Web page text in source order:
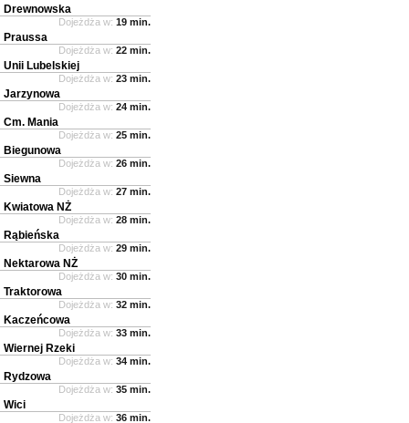
Drewnowska
Dojeżdża w: 19 min.
Praussa
Dojeżdża w: 22 min.
Unii Lubelskiej
Dojeżdża w: 23 min.
Jarzynowa
Dojeżdża w: 24 min.
Cm. Mania
Dojeżdża w: 25 min.
Biegunowa
Dojeżdża w: 26 min.
Siewna
Dojeżdża w: 27 min.
Kwiatowa NŻ
Dojeżdża w: 28 min.
Rąbieńska
Dojeżdża w: 29 min.
Nektarowa NŻ
Dojeżdża w: 30 min.
Traktorowa
Dojeżdża w: 32 min.
Kaczeńcowa
Dojeżdża w: 33 min.
Wiernej Rzeki
Dojeżdża w: 34 min.
Rydzowa
Dojeżdża w: 35 min.
Wici
Dojeżdża w: 36 min.